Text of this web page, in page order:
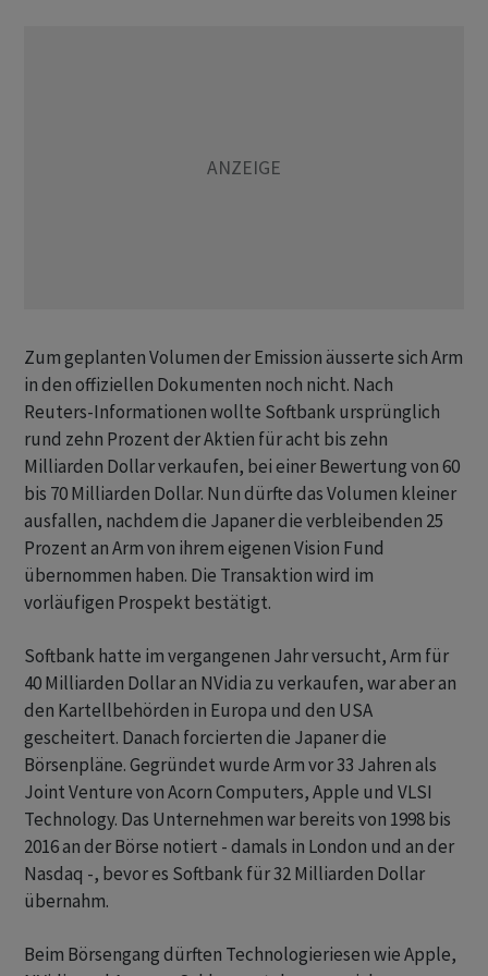
Zum geplanten Volumen der Emission äusserte sich Arm
in den offiziellen Dokumenten noch nicht. Nach
Reuters-Informationen wollte Softbank ursprünglich
rund zehn Prozent der Aktien für acht bis zehn
Milliarden Dollar verkaufen, bei einer Bewertung von 60
bis 70 Milliarden Dollar. Nun dürfte das Volumen kleiner
ausfallen, nachdem die Japaner die verbleibenden 25
Prozent an Arm von ihrem eigenen Vision Fund
übernommen haben. Die Transaktion wird im
vorläufigen Prospekt bestätigt.
Softbank hatte im vergangenen Jahr versucht, Arm für
40 Milliarden Dollar an NVidia zu verkaufen, war aber an
den Kartellbehörden in Europa und den USA
gescheitert. Danach forcierten die Japaner die
Börsenpläne. Gegründet wurde Arm vor 33 Jahren als
Joint Venture von Acorn Computers, Apple und VLSI
Technology. Das Unternehmen war bereits von 1998 bis
2016 an der Börse notiert - damals in London und an der
Nasdaq -, bevor es Softbank für 32 Milliarden Dollar
übernahm.
Beim Börsengang dürften Technologieriesen wie Apple,